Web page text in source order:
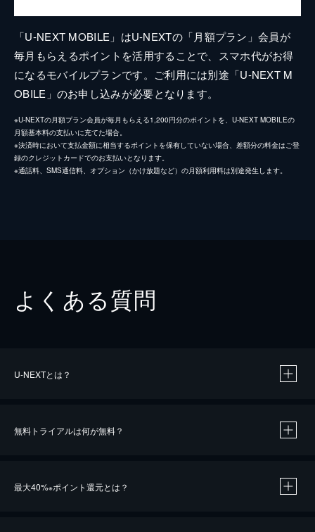
「U-NEXT MOBILE」はU-NEXTの「月額プラン」会員が
毎月もらえるポイントを活用することで、スマホ代がお得
になるモバイルプランです。ご利用には別途「U-NEXT M
OBILE」のお申し込みが必要となります。
※U-NEXTの月額プラン会員が毎月もらえる1,200円分のポイントを、U-NEXT MOBILEの
月額基本料の支払いに充てた場合。
※決済時において支払金額に相当するポイントを保有していない場合、差額分の料金はご登
録のクレジットカードでのお支払いとなります。
※通話料、SMS通信料、オプション（かけ放題など）の月額利用料は別途発生します。
よくある質問
U-NEXTとは？
無料トライアルは何が無料？
最大40%※ポイント還元とは？